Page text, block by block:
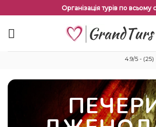
змісту
Організація турів по всьому
4.9/5 - (25)
ПЕЧЕРИ